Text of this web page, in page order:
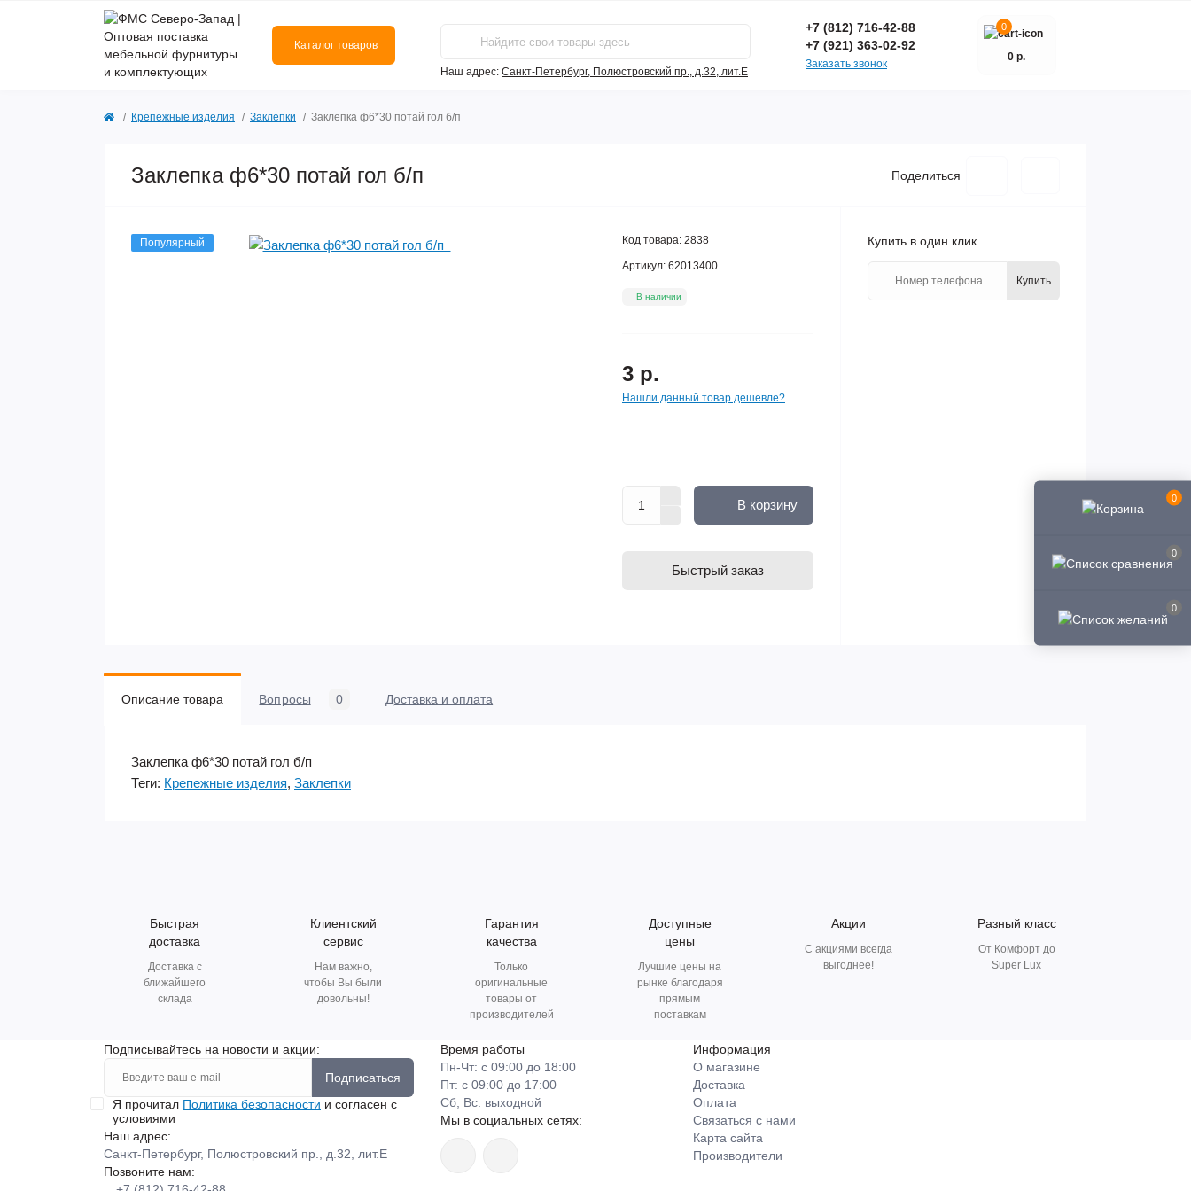
0
0
0
Каталог товаров
Наш адрес: Санкт-Петербург, Полюстровский пр., д.32, лит.Е
+7 (812) 716-42-88
+7 (921) 363-02-92
Заказать звонок
0
0 р.
Крепежные изделия Заклепки Заклепка ф6*30 потай гол б/п
Заклепка ф6*30 потай гол б/п Поделиться
Популярный Код товара: 2838
Артикул: 62013400
В наличии
3 р.
Нашли данный товар дешевле?
В корзину
Быстрый заказ
Купить в один клик
Купить
Описание товара Вопросы 0 Доставка и оплата
Заклепка ф6*30 потай гол б/п
Теги: Крепежные изделия, Заклепки
Быстрая
доставка
Доставка с
ближайшего
склада
Клиентский
сервис
Нам важно,
чтобы Вы были
довольны!
Гарантия
качества
Только
оригинальные
товары от
производителей
Доступные
цены
Лучшие цены на
рынке благодаря
прямым
поставкам
Акции
С акциями всегда
выгоднее!
Разный класс
От Комфорт до
Super Lux
Подписывайтесь на новости и акции:
Подписаться
Я прочитал Политика безопасности и согласен с
условиями
Наш адрес:
Санкт-Петербург, Полюстровский пр., д.32, лит.Е
Позвоните нам:
Время работы
Пн-Чт: с 09:00 до 18:00
Пт: с 09:00 до 17:00
Сб, Вс: выходной
Мы в социальных сетях:
Информация
О магазине
Доставка
Оплата
Связаться с нами
Карта сайта
Производители